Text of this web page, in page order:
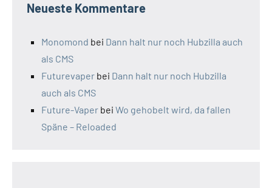
Neueste Kommentare
Monomond bei Dann halt nur noch Hubzilla auch
als CMS
Futurevaper bei Dann halt nur noch Hubzilla
auch als CMS
Future-Vaper bei Wo gehobelt wird, da fallen
Späne – Reloaded